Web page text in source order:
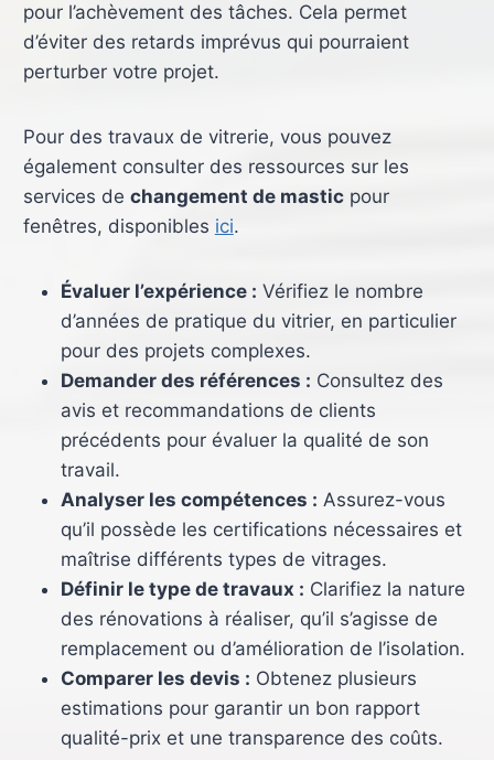
pour l’achèvement des tâches. Cela permet
d’éviter des retards imprévus qui pourraient
perturber votre projet.
Pour des travaux de vitrerie, vous pouvez
également consulter des ressources sur les
services de changement de masticpour
fenêtres, disponibles ici.
Évaluer l’expérience : Vérifiez le nombre
d’années de pratique du vitrier, en particulier
pour des projets complexes.
Demander des références : Consultez des
avis et recommandations de clients
précédents pour évaluer la qualité de son
travail.
Analyser les compétences : Assurez-vous
qu’il possède les certifications nécessaires et
maîtrise différents types de vitrages.
Définir le type de travaux : Clarifiez la nature
des rénovations à réaliser, qu’il s’agisse de
remplacement ou d’amélioration de l’isolation.
Comparer les devis : Obtenez plusieurs
estimations pour garantir un bon rapport
qualité-prix et une transparence des coûts.